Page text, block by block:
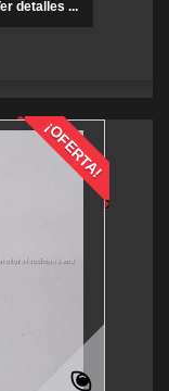
detalles ...
¡OFERTA!